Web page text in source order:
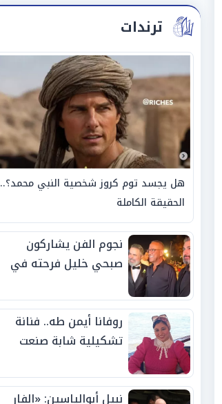
ترندات
هل يجسد توم كروز شخصية النبي محمد؟..
الحقيقة الكاملة
نجوم الفن يشاركون
صبحي خليل فرحته في
روفانا أيمن طه.. فنانة
تشكيلية شابة صنعت
الجوائز منذ الصغر
نبيل أبوالياسين: «الفار